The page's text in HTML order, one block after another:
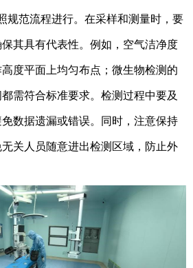
规范流程进行。在采样和测量时，要
其具有代表性。例如，空气洁净度
度平面上均匀布点；微生物检测的
需符合标准要求。检测过程中要及
数据遗漏或错误。同时，注意保持
关人员随意进出检测区域，防止外